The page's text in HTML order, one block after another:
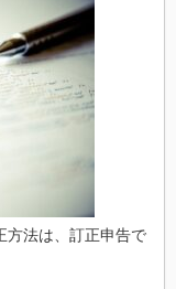
方法は、訂正申告で